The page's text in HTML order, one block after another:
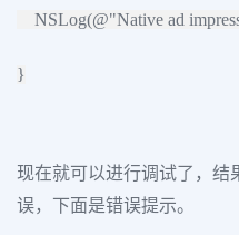
NSLog(@"Native ad
}
现在就可以进行调试了，结
误，下面是错误提示。